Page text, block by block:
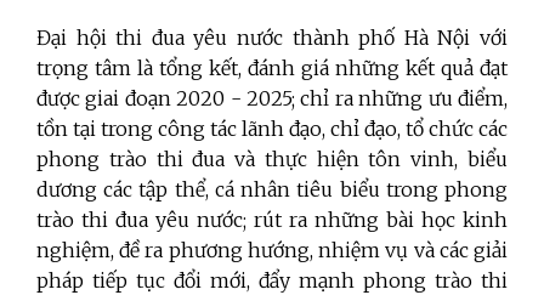
Đại hội thi đua yêu nước thành phố Hà Nội với
trọng tâm là tổng kết, đánh giá những kết quả đạt
được giai đoạn 2020 - 2025; chỉ ra những ưu điểm,
tồn tại trong công tác lãnh đạo, chỉ đạo, tổ chức các
phong trào thi đua và thực hiện tôn vinh, biểu
dương các tập thể, cá nhân tiêu biểu trong phong
trào thi đua yêu nước; rút ra những bài học kinh
nghiệm, đề ra phương hướng, nhiệm vụ và các giải
pháp tiếp tục đổi mới, đẩy mạnh phong trào thi